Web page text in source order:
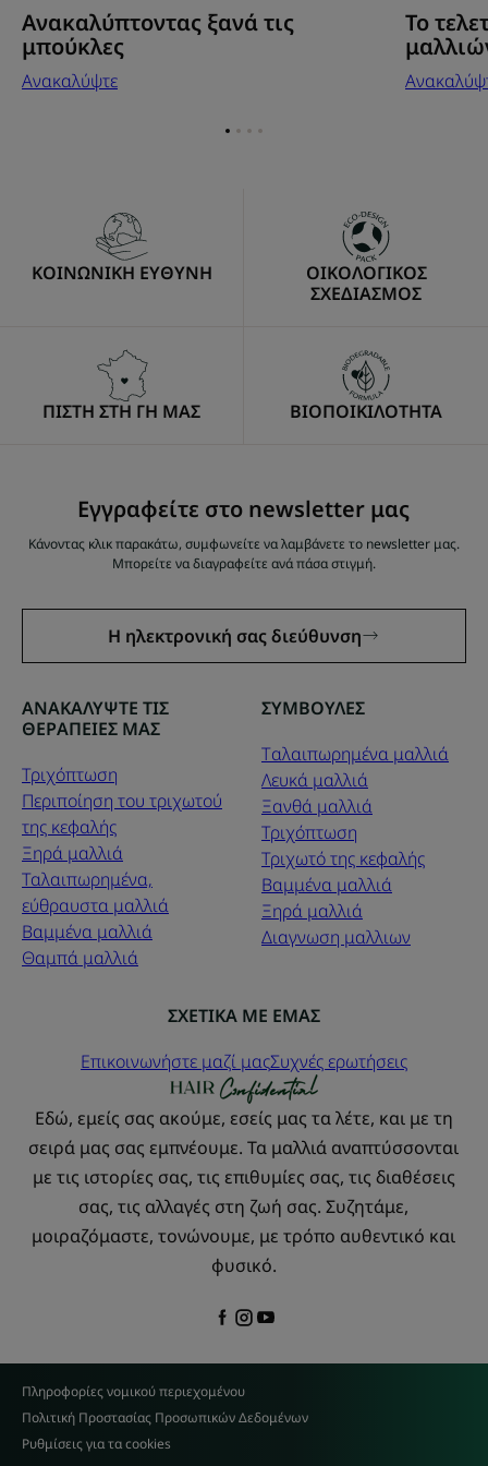
Ανακαλύπτοντας ξανά τις
μπούκλες
Ανακαλύψτε
Το
GoGo
GoGo
ΚΟΙΝΩΝΙΚΗ ΕΥΘΥΝΗ
ΟΙΚΟΛΟΓΙΚΟΣ
ΣΧΕΔΙΑΣΜΟΣ
ΠΙΣΤΗ ΣΤΗ ΓΗ ΜΑΣ ΒΙΟΠΟΙΚΙΛΟΤΗΤΑ
Εγγραφείτε στο newsletter μας
Κάνοντας κλικ παρακάτω, συμφωνείτε να λαμβάνετε το newsletter μας.
Μπορείτε να διαγραφείτε ανά πάσα στιγμή.
Η ηλεκτρονική σας διεύθυνση
ΑΝΑΚΑΛΥΨΤΕ ΤΙΣ
ΘΕΡΑΠΕΙΕΣ ΜΑΣ
Τριχόπτωση
Περιποίηση του τριχωτού
της κεφαλής
Ξηρά μαλλιά
Ταλαιπωρημένα,
εύθραυστα μαλλιά
Βαμμένα μαλλιά
Θαμπά μαλλιά
ΣΥΜΒΟΥΛΕΣ
Tαλαιπωρημένα μαλλιά
Λευκά μαλλιά
Ξανθά μαλλιά
Τριχόπτωση
Τριχωτό της κεφαλής
Βαμμένα μαλλιά
Ξηρά μαλλιά
Διαγνωση μαλλιων
ΣΧΕΤΙΚΑ ΜΕ ΕΜΑΣ
Επικοινωνήστε μαζί μαςΣυχνές ερωτήσεις
Εδώ, εμείς σας ακούμε, εσείς μας τα λέτε, και με τη
σειρά μας σας εμπνέουμε. Τα μαλλιά αναπτύσσονται
με τις ιστορίες σας, τις επιθυμίες σας, τις διαθέσεις
σας, τις αλλαγές στη ζωή σας. Συζητάμε,
μοιραζόμαστε, τονώνουμε, με τρόπο αυθεντικό και
φυσικό.
Πληροφορίες νομικού περιεχομένου
Πολιτική Προστασίας Προσωπικών Δεδομένων
Ρυθμίσεις για τα cookies